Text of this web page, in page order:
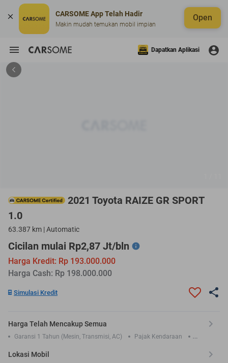
CARSOME App Telah Hadir
Makin mudah temukan mobil impian
Open
Dapatkan Aplikasi
2021 Toyota RAIZE GR SPORT
1.0
63.387 km | Automatic
Cicilan mulai Rp2,87 Jt/bln
Harga Kredit: Rp 193.000.000
Harga Cash: Rp 198.000.000
Simulasi Kredit
Harga Telah Mencakup Semua
Garansi 1 Tahun (Mesin, Transmisi, AC)
Pajak Kendaraan
Lokasi Mobil